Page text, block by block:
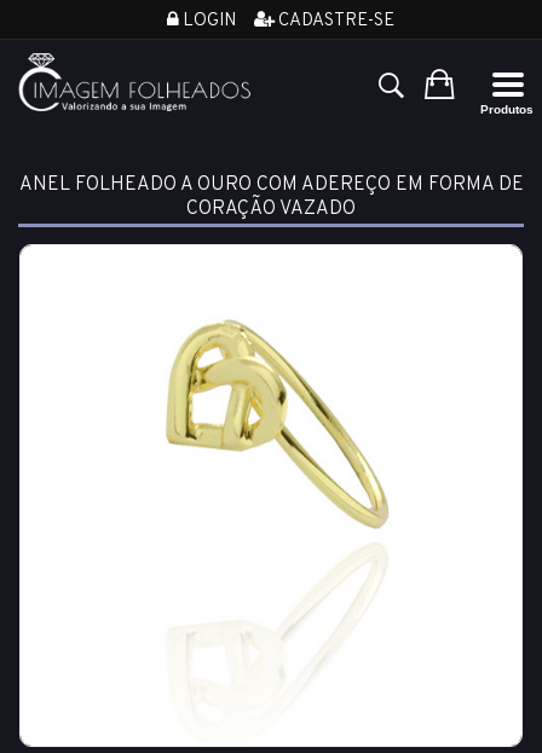
LOGIN CADASTRE-SE
ANEL FOLHEADO A OURO COM ADEREÇO EM FORMA DE
CORAÇÃO VAZADO